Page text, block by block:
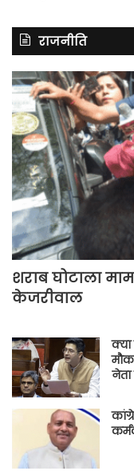
राजनीति
शराब घोटाला
केजरीवाल